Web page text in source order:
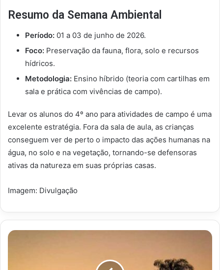
Resumo da Semana Ambiental
Período: 01 a 03 de junho de 2026.
Foco: Preservação da fauna, flora, solo e recursos
hídricos.
Metodologia: Ensino híbrido (teoria com cartilhas em
sala e prática com vivências de campo).
Levar os alunos do 4º ano para atividades de campo é uma
excelente estratégia. Fora da sala de aula, as crianças
conseguem ver de perto o impacto das ações humanas na
água, no solo e na vegetação, tornando-se defensoras
ativas da natureza em suas próprias casas.
Imagem: Divulgação